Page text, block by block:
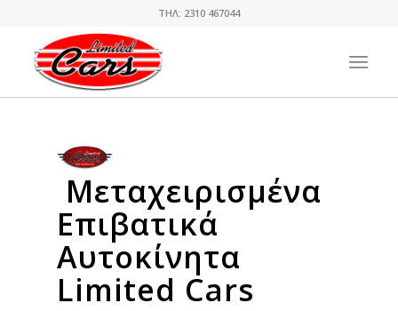
ΤΗΛ: 2310 467044
Μεταχειρισμένα
Επιβατικά
Αυτοκίνητα
Limited Cars